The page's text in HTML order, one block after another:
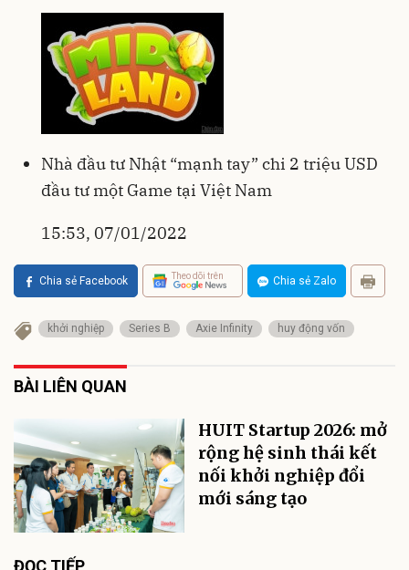
Nhà đầu tư Nhật “mạnh tay” chi 2 triệu USD
đầu tư một Game tại Việt Nam
15:53, 07/01/2022
Chia sẻ Facebook Theo dõi trên Chia sẻ Zalo
khởi nghiệp Series B Axie Infinity huy động vốn
BÀI LIÊN QUAN
HUIT Startup 2026: mở
rộng hệ sinh thái kết
nối khởi nghiệp đổi
mới sáng tạo
ĐỌC TIẾP